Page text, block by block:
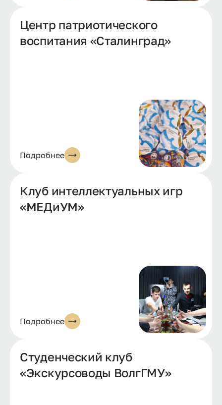
Центр патриотического
воспитания «Сталинград»
Подробнее
Клуб интеллектуальных игр
«МЕДиУМ»
Подробнее
Студенческий клуб
«Экскурсоводы ВолгГМУ»